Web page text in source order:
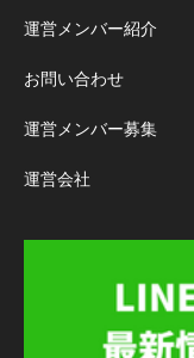
運営メンバー紹介
お問い合わせ
運営メンバー募集
運営会社